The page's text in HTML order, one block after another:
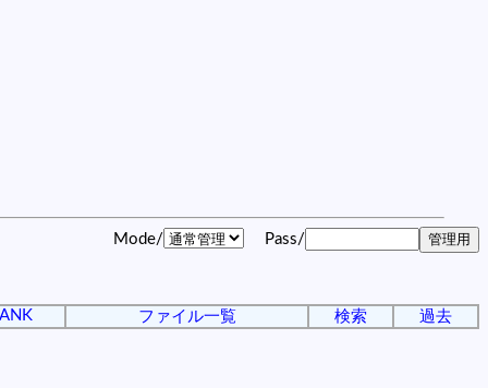
Mode/ Pass/
ファイル一覧 検索 過去